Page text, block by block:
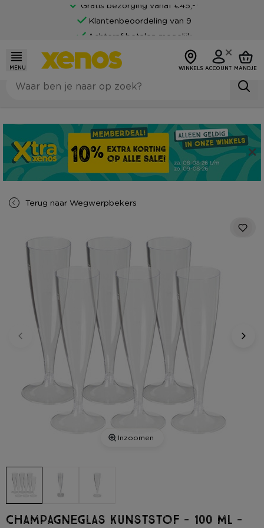
Gratis bezorging vanaf €45,-*
Klantenbeoordeling van 9
Achteraf betalen mogelijk
MENU WINKELS ACCOUNT MANDJE
Terug naar Wegwerpbekers
Inzoomen
Champagneglas kunststof - 100 ml -